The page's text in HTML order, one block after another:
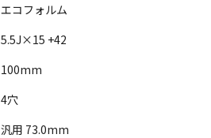
エコフォルム
5.5J×15 +42
100mm
4穴
汎用 73.0mm